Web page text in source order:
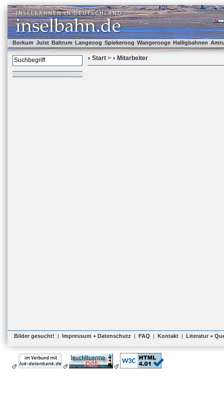
Borkum Juist Baltrum Langeoog Spiekeroog Wangerooge Halligbahnen
Start > Mitarbeiter
Bilder gesucht! | Impressum + Datenschutz | FAQ | Kontakt | Literatur +